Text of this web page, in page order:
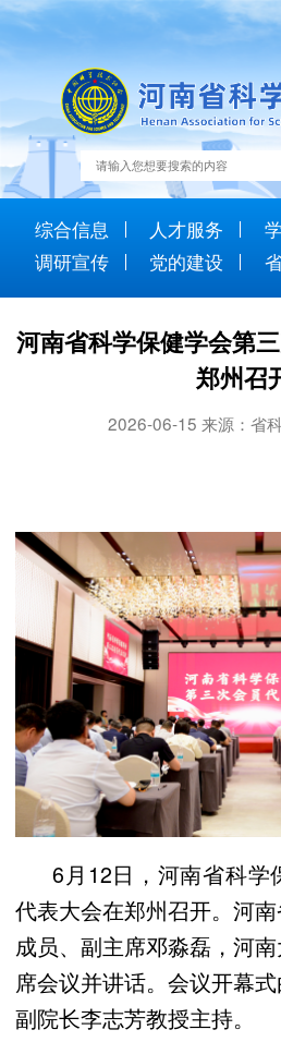
综合信息 人才服务
调研宣传
党的建设
河南省科学保健学会第
郑州召
2026-06-15 来源：省
6月12日，河南省科学
代表大会在郑州召开。河
成员、副主席邓淼磊，河
席会议并讲话。会议开幕
副院长李志芳教授主持。